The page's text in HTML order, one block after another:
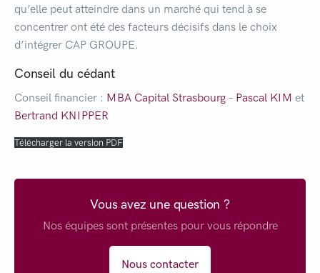
qu’elle peut atteindre dans un marché qui tend à se
concentrer ont été des facteurs décisifs dans le choix
d’intégrer CAP GROUPE.
Conseil du cédant
Conseil financier : MBA Capital Strasbourg – Pascal KIM et
Bertrand KNIPPER
Télécharger la version PDF
Vous avez une question ?
Nos équipes sont présentes pour vous répondre
Nous contacter